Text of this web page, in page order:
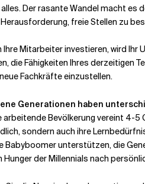
Der rasante Wandel macht es
freie Stellen zu
Ihre Mitarbeiter investieren, wird
die Fähigkeiten Ihres derzeitigen
Fachkräfte einzustellen.
Generationen haben
arbeitende Bevölkerung vereint 4-5
sondern auch ihre
Babyboomer unterstützen, die
Hunger der Millennials nach